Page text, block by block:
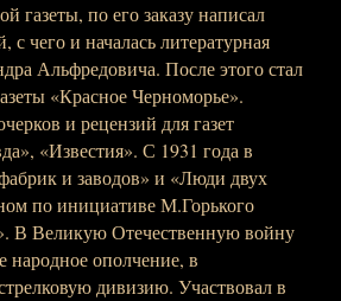
газеты, по его заказу написал
с чего и началась литературная
Альфредовича. После этого стал
«Красное Черноморье».
и рецензий для газет
«Известия». С 1931 года в
и заводов» и «Люди двух
по инициативе М.Горького
В Великую Отечественную войну
народное ополчение, в
дивизию. Участвовал в